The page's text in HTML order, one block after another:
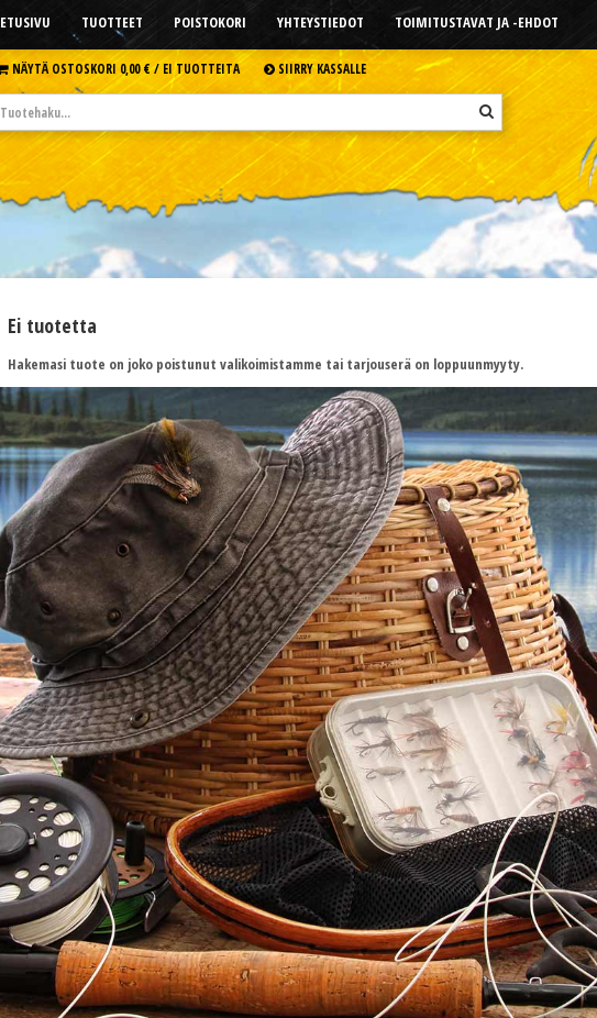
ETUSIVU TUOTTEET POISTOKORI YHTEYSTIEDOT TOIMITUSTAVAT JA -EHDOT
NÄYTÄ OSTOSKORI 0,00 € /EI TUOTTEITA SIIRRY KASSALLE
Ei tuotetta
Hakemasi tuote on joko poistunut valikoimistamme tai tarjouserä on loppuunmyyty.